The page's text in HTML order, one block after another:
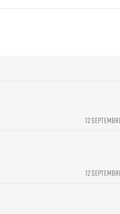
12
12